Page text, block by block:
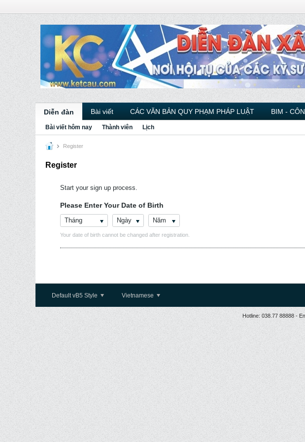
Diễn đàn Bài viết CÁC VĂN BẢN QUY PHẠM PHÁP LUẬT BIM -
Bài viết hôm nay Thành viên Lịch
Register
Register
Start your sign up process.
Please Enter Your Date of Birth
Tháng Ngày Năm
Your date of birth cannot be changed after registration.
Default vB5 Style Vietnamese
Hotline: 038.77 88888 -